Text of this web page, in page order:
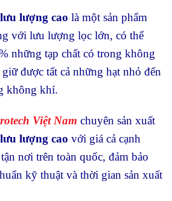
lượng cao là một sản phẩm
với lưu lượng lọc lớn, có thể
những tạp chất có trong không
được tất cả những hạt nhỏ đến
không khí.
Việt Nam chuyên sản xuất
lượng cao với giá cả cạnh
nơi trên toàn quốc, đảm bảo
kỹ thuật và thời gian sản xuất